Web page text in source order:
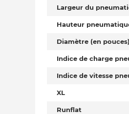
Largeur du
Hauteur
Diamètre (en pouces)
Indice de charge
Indice de vitesse
XL
Runflat